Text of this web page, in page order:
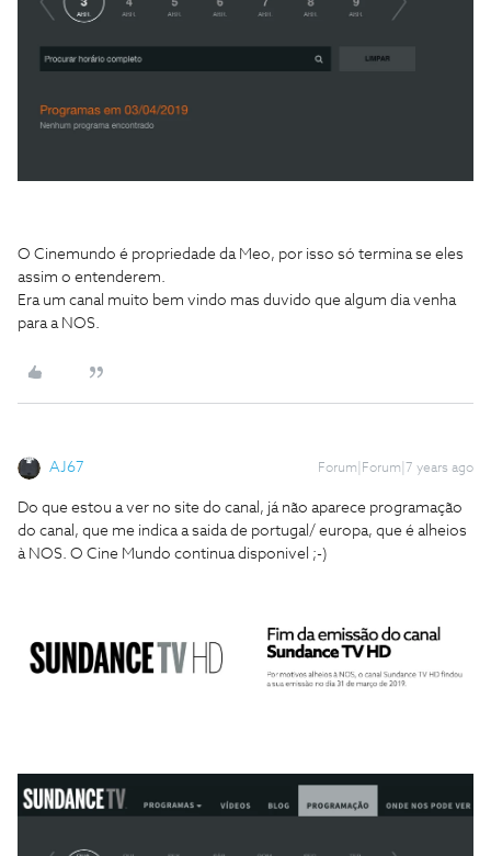
O Cinemundo é propriedade da Meo, por isso só termina se eles
assim o entenderem.
Era um canal muito bem vindo mas duvido que algum dia venha
para a NOS.
AJ67 Forum|Forum|7 years ago
Do que estou a ver no site do canal, já não aparece programação
do canal, que me indica a saida de portugal/ europa, que é alheios
à NOS. O Cine Mundo continua disponivel ;-)